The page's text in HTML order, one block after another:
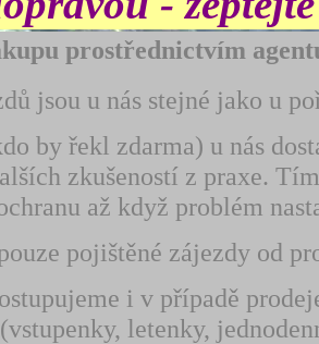
prostřednictvím
jsou u nás stejné jako u
by řekl zdarma) u nás
zkušeností z praxe.
až když problém
pojištěné zájezdy od
i v případě
letenky,